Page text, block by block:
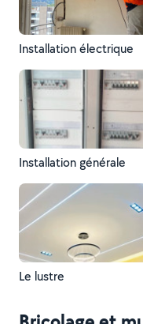
Installation électrique
Installation générale
Le lustre